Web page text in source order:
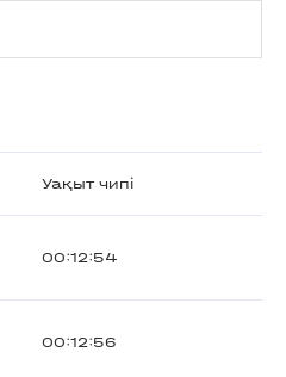
Уақыт чипі
00:12:54
00:12:56